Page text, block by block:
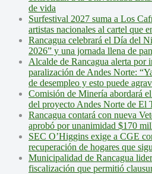
de vida
Surfestival 2027 suma a Los
artistas nacionales al cartel que
Rancagua celebrará el Día del
2026” y una jornada llena de
Alcalde de Rancagua alerta por
paralización de Andes Norte:
de desempleo y esto puede
Comisión de Minería abordará
del proyecto Andes Norte de El
Rancagua contará con nueva
aprobó por unanimidad $170
SEC O’Higgins exige a CGE
recuperación de hogares que
Municipalidad de Rancagua
fiscalización que permitió